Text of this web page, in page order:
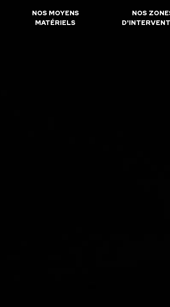
NOS MOYENS
MATÉRIELS
NOS